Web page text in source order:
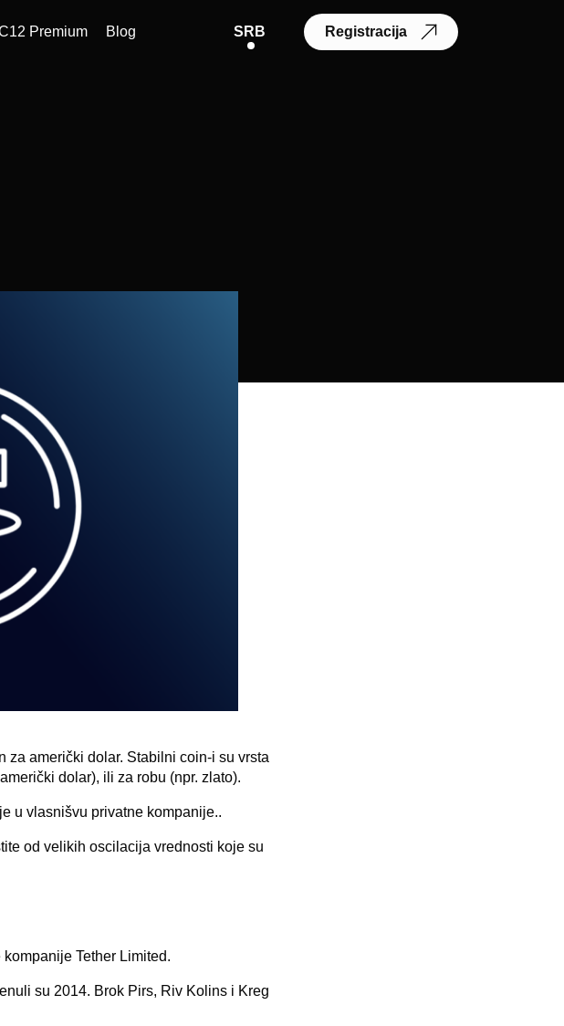
Premium Blog SRB Registracija
američki dolar. Stabilni coin-i su vrsta
dolar), ili za robu (npr. zlato).
u vlasnišvu privatne kompanije..
od velikih oscilacija vrednosti koje su
kompanije Tether Limited.
su 2014. Brok Pirs, Riv Kolins i Kreg